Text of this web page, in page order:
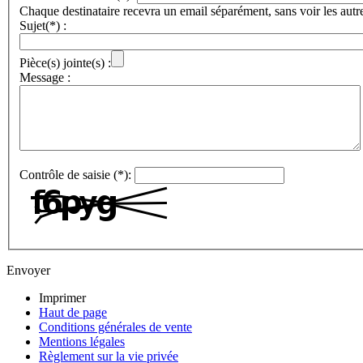
Chaque destinataire recevra un email séparément, sans voir les
Sujet(*) :
Pièce(s) jointe(s) :
Message :
Contrôle de saisie (*):
Envoyer
Imprimer
Haut de page
Conditions générales de vente
Mentions légales
Règlement sur la vie privée